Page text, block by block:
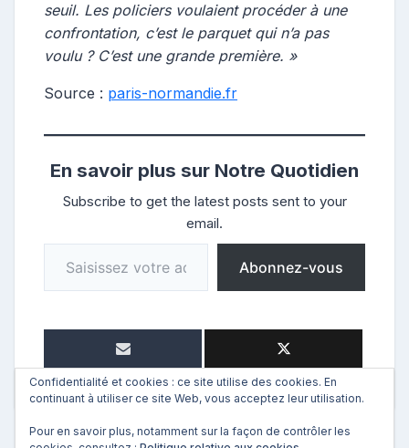
seuil. Les policiers voulaient procéder à une
confrontation, c’est le parquet qui n’a pas
voulu ? C’est une grande première. »
Source : paris-normandie.fr
En savoir plus sur Notre Quotidien
Subscribe to get the latest posts sent to your
email.
Saisissez votre adresse e-mail…
Abonnez-vous
Confidentialité et cookies : ce site utilise des cookies. En
continuant à utiliser ce site Web, vous acceptez leur utilisation.
Pour en savoir plus, notamment sur la façon de contrôler les